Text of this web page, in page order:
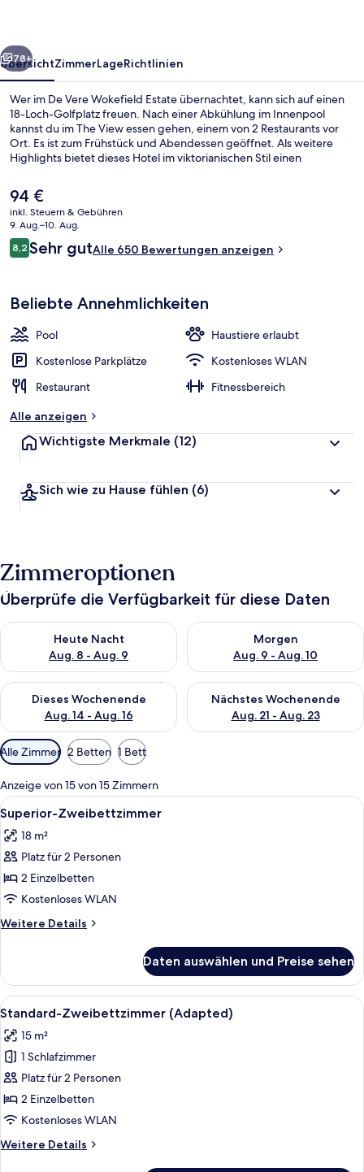
Weiter
78+
ÜbersichtZimmerLageRichtlinien
Wer im De Vere Wokefield Estate übernachtet, kann sich auf einen
18-Loch-Golfplatz freuen. Nach einer Abkühlung im Innenpool
kannst du im The View essen gehen, einem von 2 Restaurants vor
Ort. Es ist zum Frühstück und Abendessen geöffnet. Als weitere
Highlights bietet dieses Hotel im viktorianischen Stil einen
Andere Reisende haben viel Gutes über das hilfsbereite Personal zu
berichten.
Der
aktuelle
Preis
beträgt
94 €.
94 €
inkl. Steuern & Gebühren
9. Aug.–10. Aug.
Bewertungen
8,28,2 von 10.
Sehr gutAlle 650 Bewertungen anzeigen
Beliebte Annehmlichkeiten
Pool
Haustiere erlaubt
Kostenlose Parkplätze
Kostenloses WLAN
Restaurant
Fitnessbereich
Alle anzeigen
Wichtigste Merkmale (12)
Sich wie zu Hause fühlen (6)
Zimmeroptionen
Überprüfe die Verfügbarkeit für diese Daten
Heute Nacht
Aug. 8 - Aug. 9
Überprüfe die Verfügbarkeit für heute Nacht, Aug. 8 - Aug. 9.
Morgen
Aug. 9 - Aug. 10
Überprüfe die Verfügbarkeit
Dieses Wochenende
Aug. 14 - Aug. 16
Überprüfe die Verfügbarkeit für dieses Wochenende, Aug. 14
Nächstes Wochenende
Aug. 21 - Aug. 23
Überprüfe die Verfügbarkeit
Verfügbare
Filter
für
Zimmer
Alle Zimmer 2 Betten 1 Bett
Anzeige von 15 von 15 Zimmern
Alle
Fotos
für
Superior-
Zweibettzimmer
anzeigen
Ein großes, historisches Gebäude
7
Superior-Zweibettzimmer
18 m²
Platz für 2 Personen
2 Einzelbetten
Kostenloses WLAN
Weitere Details
Weitere
Zweibettzimmer
Daten auswählen und Preise sehen
Alle
Fotos
für
Standard-
Zweibettzimmer
(Adapted)
anzeigen
Ein Hotelzimmer mit zwei Betten,
4
Standard-Zweibettzimmer (Adapted)
15 m²
1 Schlafzimmer
Platz für 2 Personen
2 Einzelbetten
Kostenloses WLAN
Weitere Details
Weitere